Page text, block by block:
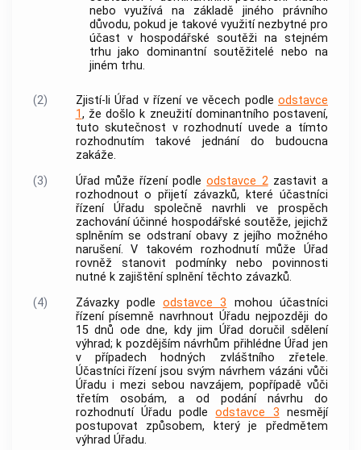
nebo využívá na základě jiného právního
důvodu, pokud je takové využití nezbytné pro
účast v hospodářské soutěži na stejném
trhu jako dominantnísoutěžitelé nebo na
jiném trhu.
(2) Zjistí-li Úřad v řízení ve věcech podle odstavce
1, že došlo k zneužití dominantního postavení,
tuto skutečnost v rozhodnutí uvede a tímto
rozhodnutím takové jednání do budoucna
zakáže.
(3)
Úřad může řízení podleodstavce 2zastavit a
rozhodnout o přijetí závazků, které účastníci
řízení Úřadu společně navrhli ve prospěch
zachování účinné hospodářské soutěže, jejichž
splněním se odstraní obavy z jejího možného
narušení. V takovém rozhodnutí může Úřad
rovněž stanovit podmínky nebo povinnosti
nutné k zajištění splnění těchto závazků.
(4)
Závazky podleodstavce 3 mohou účastníci
řízení písemně navrhnout Úřadu nejpozději do
15 dnů ode dne, kdy jim Úřad doručil sdělení
výhrad; k pozdějším návrhům přihlédne Úřad jen
v případech hodných zvláštního zřetele.
Účastníci řízení jsou svým návrhem vázáni vůči
Úřadu i mezi sebou navzájem, popřípadě vůči
třetím osobám, a od podání návrhu do
rozhodnutí Úřadu podleodstavce 3 nesmějí
postupovat způsobem, který je předmětem
výhrad Úřadu.